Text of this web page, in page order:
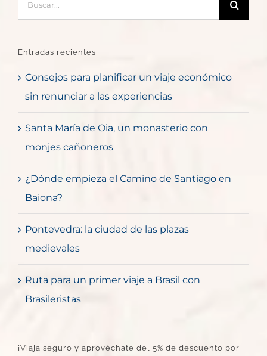
Entradas recientes
Consejos para planificar un viaje económico
sin renunciar a las experiencias
Santa María de Oia, un monasterio con
monjes cañoneros
¿Dónde empieza el Camino de Santiago en
Baiona?
Pontevedra: la ciudad de las plazas
medievales
Ruta para un primer viaje a Brasil con
Brasileristas
¡Viaja seguro y aprovéchate del 5% de descuento por